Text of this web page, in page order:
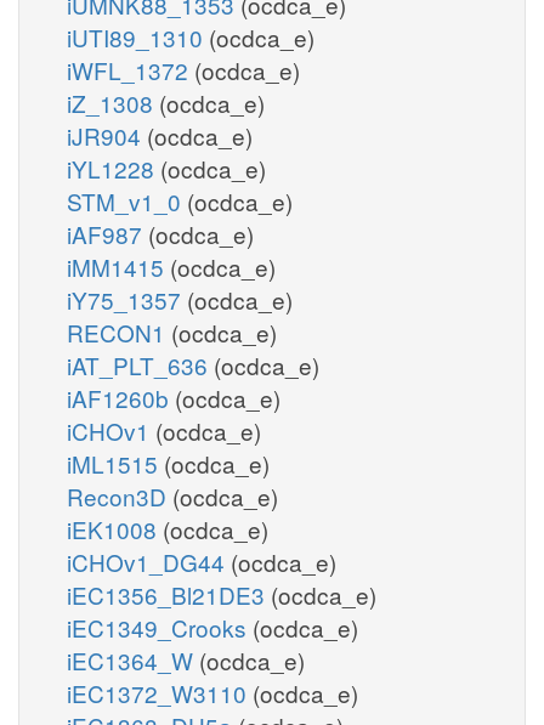
iUTI89_1310 (ocdca_e)
iWFL_1372 (ocdca_e)
iZ_1308 (ocdca_e)
iJR904 (ocdca_e)
iYL1228 (ocdca_e)
STM_v1_0 (ocdca_e)
iAF987 (ocdca_e)
iMM1415 (ocdca_e)
iY75_1357 (ocdca_e)
RECON1 (ocdca_e)
iAT_PLT_636 (ocdca_e)
iAF1260b (ocdca_e)
iCHOv1 (ocdca_e)
iML1515 (ocdca_e)
Recon3D (ocdca_e)
iEK1008 (ocdca_e)
iCHOv1_DG44 (ocdca_e)
iEC1356_Bl21DE3 (ocdca_e)
iEC1349_Crooks (ocdca_e)
iEC1364_W (ocdca_e)
iEC1372_W3110 (ocdca_e)